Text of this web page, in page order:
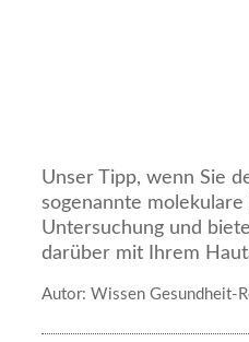
Unser Tipp, wenn Sie
sogenannte
Untersuchung und
darüber mit Ihrem
Autor: Wissen Gesundheit-